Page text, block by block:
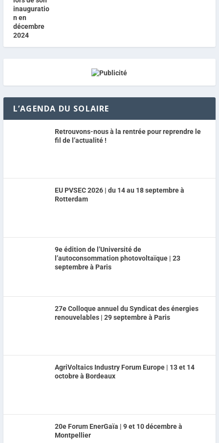
L’AGENDA DU SOLAIRE
Retrouvons-nous à la rentrée pour reprendre le
fil de l’actualité !
EU PVSEC 2026 | du 14 au 18 septembre à
Rotterdam
9e édition de l’Université de
l’autoconsommation photovoltaïque | 23
septembre à Paris
27e Colloque annuel du Syndicat des énergies
renouvelables | 29 septembre à Paris
AgriVoltaics Industry Forum Europe | 13 et 14
octobre à Bordeaux
20e Forum EnerGaïa | 9 et 10 décembre à
Montpellier